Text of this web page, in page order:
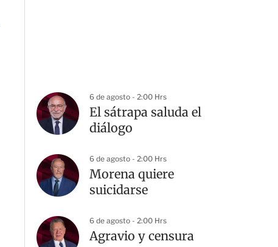
6 de agosto - 2:00 Hrs
El sátrapa saluda el
diálogo
6 de agosto - 2:00 Hrs
Morena quiere
suicidarse
6 de agosto - 2:00 Hrs
Agravio y censura